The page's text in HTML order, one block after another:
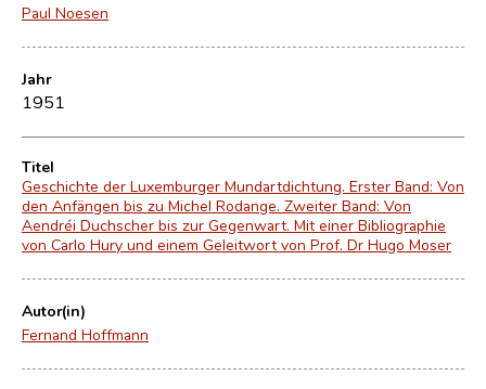
Paul Noesen
Jahr
1951
Titel
Geschichte der Luxemburger Mundartdichtung. Erster Band: Von
den Anfängen bis zu Michel Rodange. Zweiter Band: Von
Aendréi Duchscher bis zur Gegenwart. Mit einer Bibliographie
von Carlo Hury und einem Geleitwort von Prof. Dr Hugo Moser
Autor(in)
Fernand Hoffmann